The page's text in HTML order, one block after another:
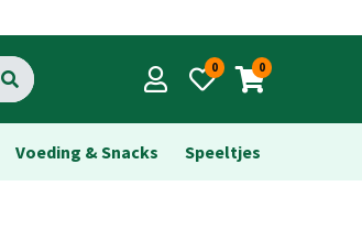
Go 0 0
Voeding & Snacks Speeltjes